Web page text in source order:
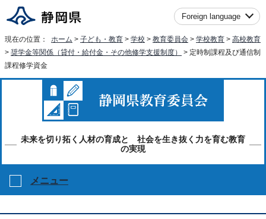
Foreign language
現在の位置： ホーム > 子ども・教育 > 学校 > 教育委員会 > 学校教育 > 高校教育
> 奨学金等関係（貸付・給付金・その他修学支援制度）
> 定時制課程及び通信制
課程修学資金
未来を切り拓く人材の育成と 社会を生き抜く力を育む教育
の実現
メニュー